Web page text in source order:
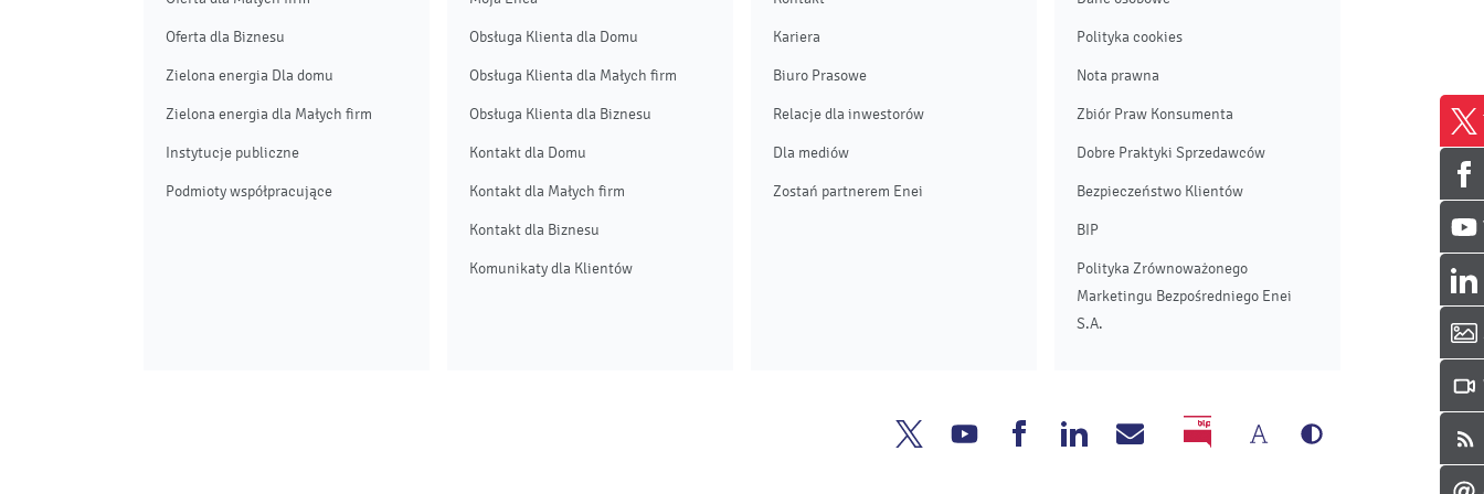
Oferta dla Biznesu
Zielona energia Dla domu
Zielona energia dla Małych firm
Instytucje publiczne
Podmioty współpracujące
Obsługa Klienta dla Domu
Obsługa Klienta dla Małych firm
Obsługa Klienta dla Biznesu
Kontakt dla Domu
Kontakt dla Małych firm
Kontakt dla Biznesu
Komunikaty dla Klientów
Kariera
Biuro Prasowe
Relacje dla inwestorów
Dla mediów
Zostań partnerem Enei
Polityka cookies
Nota prawna
Zbiór Praw Konsumenta
Dobre Praktyki Sprzedawców
Bezpieczeństwo Klientów
BIP
Polityka Zrównoważonego
Marketingu Bezpośredniego Enei
S.A.
Enea Enea
Enea Enea NapiszBIP
ZmieńWersja